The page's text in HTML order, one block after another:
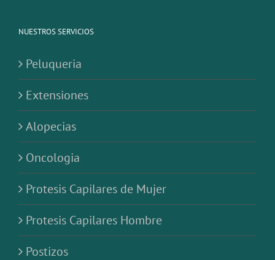
NUESTROS SERVICIOS
Peluqueria
Extensiones
Alopecias
Oncologia
Protesis Capilares de Mujer
Protesis Capilares Hombre
Postizos